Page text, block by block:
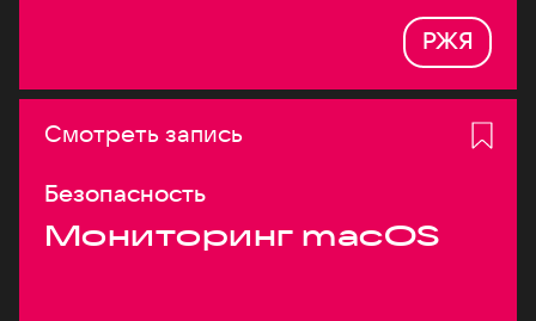
РЖЯ
Смотреть запись
Безопасность
Мониторинг macOS